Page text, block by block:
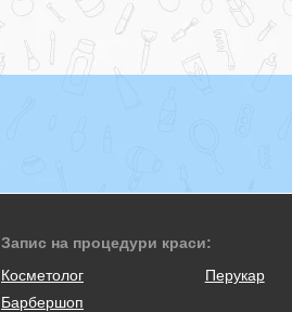
Запис на процедури краси:
Косметолог
Перукар
Барбершоп